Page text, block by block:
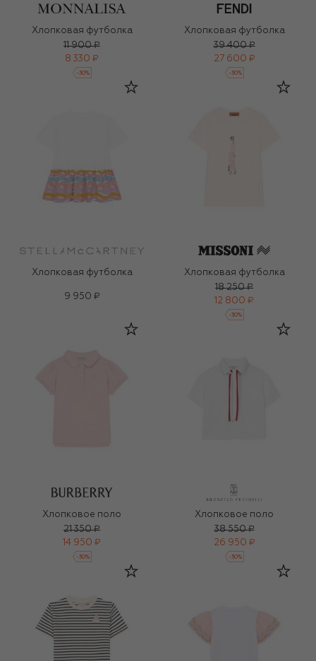
Хлопковая футболка
11 900 ₽
8 330 ₽
-30%
Хлопковая футболка
39 400 ₽
27 600 ₽
-30%
Хлопковая футболка
9 950 ₽
Хлопковая футболка
18 250 ₽
12 800 ₽
-30%
Хлопковое поло
21 350 ₽
14 950 ₽
-30%
Хлопковое поло
38 550 ₽
26 950 ₽
-30%